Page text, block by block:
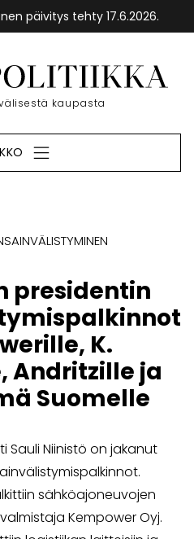
päivitys tehty 17.6.2026.
Etusivu
kaupasta
presidentin
K.
Andritzille ja
Suomelle
Sauli Niinistö on jakanut
sähköajoneuvojen
Kempower Oyj.